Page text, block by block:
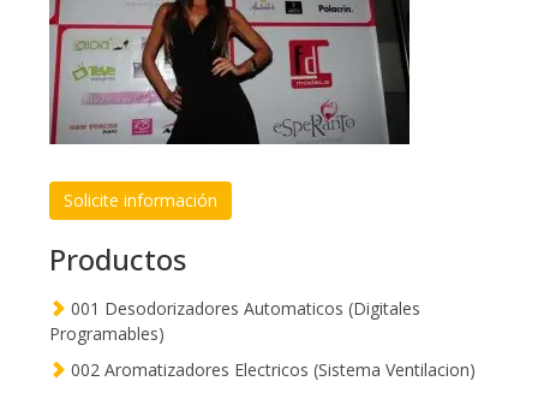
Solicite información
Productos
001 Desodorizadores Automaticos (Digitales
Programables)
002 Aromatizadores Electricos (Sistema Ventilacion)